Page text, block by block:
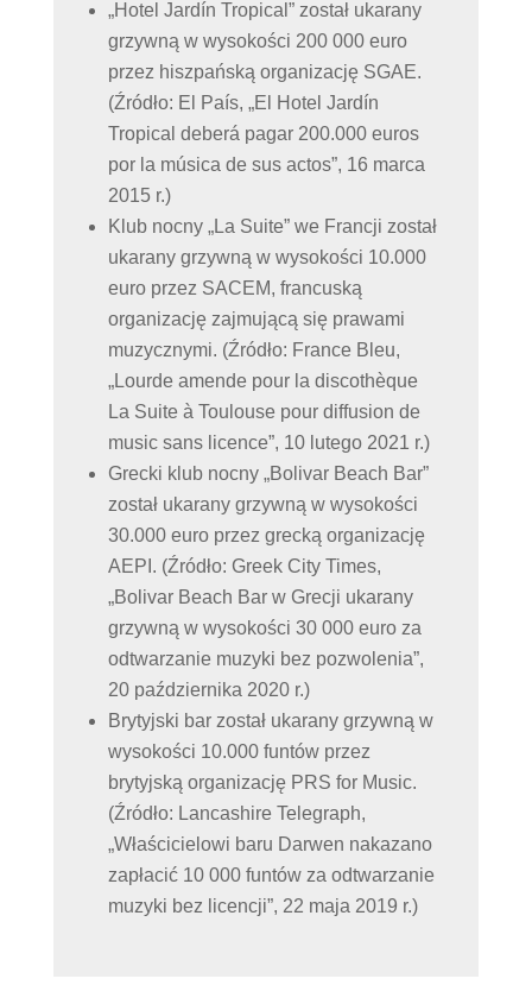
„Hotel Jardín Tropical” został ukarany
grzywną w wysokości 200 000 euro
przez hiszpańską organizację SGAE.
(Źródło: El País, „El Hotel Jardín
Tropical deberá pagar 200.000 euros
por la música de sus actos”, 16 marca
2015 r.)
Klub nocny „La Suite” we Francji został
ukarany grzywną w wysokości 10.000
euro przez SACEM, francuską
organizację zajmującą się prawami
muzycznymi. (Źródło: France Bleu,
„Lourde amende pour la discothèque
La Suite à Toulouse pour diffusion de
music sans licence”, 10 lutego 2021 r.)
Grecki klub nocny „Bolivar Beach Bar”
został ukarany grzywną w wysokości
30.000 euro przez grecką organizację
AEPI. (Źródło: Greek City Times,
„Bolivar Beach Bar w Grecji ukarany
grzywną w wysokości 30 000 euro za
odtwarzanie muzyki bez pozwolenia”,
20 października 2020 r.)
Brytyjski bar został ukarany grzywną w
wysokości 10.000 funtów przez
brytyjską organizację PRS for Music.
(Źródło: Lancashire Telegraph,
„Właścicielowi baru Darwen nakazano
zapłacić 10 000 funtów za odtwarzanie
muzyki bez licencji”, 22 maja 2019 r.)